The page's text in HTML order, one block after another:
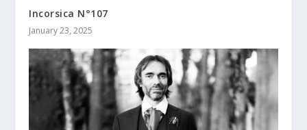
Incorsica N°107
January 23, 2025